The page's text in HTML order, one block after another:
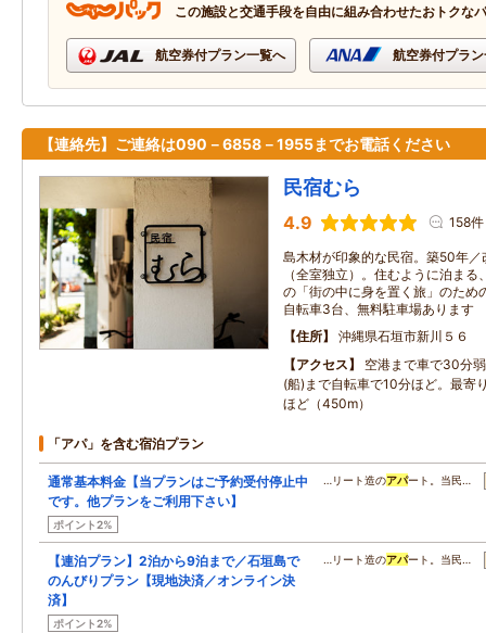
この施設と交通手段を自由に組み合わせたおトクな
航空券付プラン一覧へ 航空券付プラ
【連絡先】ご連絡は090－6858－1955までお電話ください
民宿むら
4.9 158件
島木材が印象的な民宿。築50年
（全室独立）。住むように泊ま
の「街の中に身を置く旅」のため
自転車3台、無料駐車場あります
住所
沖縄県石垣市新川５６
アクセス
空港まで車で30分
(船)まで自転車で10分ほど。最寄
ほど（450m）
「アパ」を含む宿泊プラン
通常基本料金【当プランはご予約受付停止中
です。他プランをご利用下さい】
ポイント2%
…リート造のアパート。当民…
【連泊プラン】2泊から9泊まで／石垣島で
のんびりプラン【現地決済／オンライン決
済】
ポイント2%
…リート造のアパート。当民…